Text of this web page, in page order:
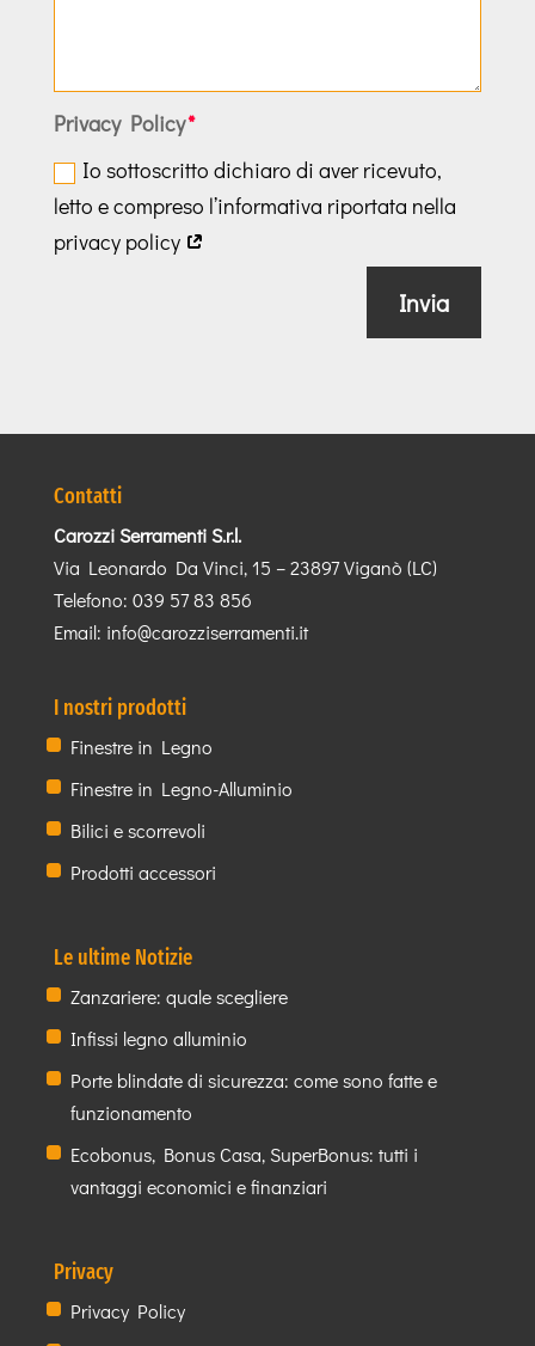
Privacy Policy
Io sottoscritto dichiaro di aver ricevuto,
letto e compreso l’informativa riportata nella
privacy policy
Invia
Contatti
Carozzi Serramenti S.r.l.
Via Leonardo Da Vinci, 15 – 23897 Viganò (LC)
Telefono: 039 57 83 856
Email: info@carozziserramenti.it
I nostri prodotti
Finestre in Legno
Finestre in Legno-Alluminio
Bilici e scorrevoli
Prodotti accessori
Le ultime Notizie
Zanzariere: quale scegliere
Infissi legno alluminio
Porte blindate di sicurezza: come sono fatte e
funzionamento
Ecobonus, Bonus Casa, SuperBonus: tutti i
vantaggi economici e finanziari
Privacy
Privacy Policy